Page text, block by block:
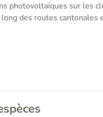
photovoltaïques sur les
des routes cantonales